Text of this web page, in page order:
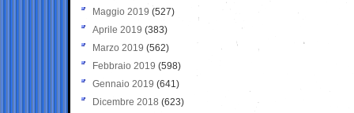
Maggio 2019 (527)
Aprile 2019 (383)
Marzo 2019 (562)
Febbraio 2019 (598)
Gennaio 2019 (641)
Dicembre 2018 (623)